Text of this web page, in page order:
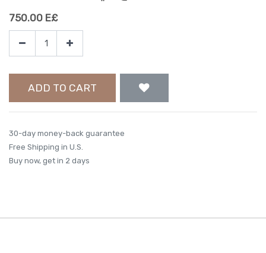
750.00 E£
ADD TO CART
30-day money-back guarantee
Free Shipping in U.S.
Buy now, get in 2 days